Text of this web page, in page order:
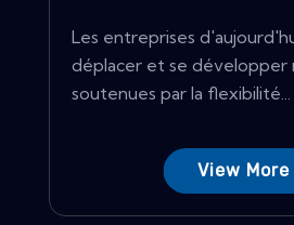
Les entreprises
déplacer et se
soutenues par la flexibilité...
View More